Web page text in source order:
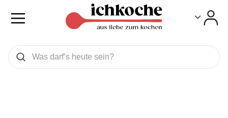
Was wollen Sie suchen
Suchen